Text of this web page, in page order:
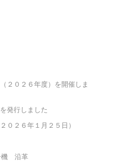
２０２６年度）を開催しま
発行しました
０２６年１月２５日）
機 沿革